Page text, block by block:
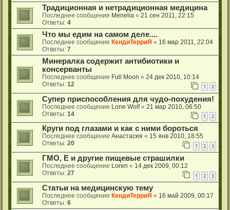
Традиционная и нетрадиционная медицина
Последнее сообщение Menelia « 21 сен 2011, 22:15
Ответы: 4
Что мы едим на самом деле....
Последнее сообщение КендиТерриЯ « 16 мар 2011, 22:04
Ответы: 7
Минералка содержит антибиотики и
консерванты
Последнее сообщение Full Moon « 24 дек 2010, 10:14
Ответы: 12 1 2
Супер приспособления для чудо-похудения!
Последнее сообщение Lone Wolf« 21 мар 2010, 06:50
Ответы: 14 1 2
Круги под глазами и как с ними бороться
Последнее сообщение Анастасия « 15 янв 2010, 18:55
Ответы: 20 1 2 3
ГМО, Е и другие пищевые страшилки
Последнее сообщение Loren « 14 дек 2009, 00:12
Ответы: 27 1 2 3
Статьи на медицинскую тему
Последнее сообщение КендиТерриЯ « 16 май 2009, 00:17
Ответы: 6